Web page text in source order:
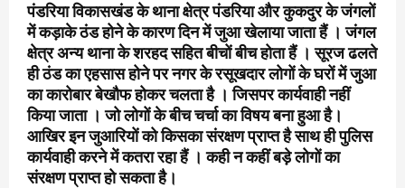
पंडरिया विकासखंड के थाना क्षेत्र पंडरिया और कुकदुर के जंगलों
में कड़ाके ठंड होने के कारण दिन में जुआ खेलाया जाता हैं । जंगल
क्षेत्र अन्य थाना के शरहद सहित बीचों बीच होता हैं । सूरज ढलते
ही ठंड का एहसास होने पर नगर के रसूखदार लोगों के घरों में जुआ
का कारोबार बेखौफ होकर चलता है । जिसपर कार्यवाही नहीं
किया जाता । जो लोगों के बीच चर्चा का विषय बना हुआ है।
आखिर इन जुआरियों को किसका संरक्षण प्राप्त है साथ ही पुलिस
कार्यवाही करने में कतरा रहा हैं । कही न कहीं बड़े लोगों का
संरक्षण प्राप्त हो सकता है।